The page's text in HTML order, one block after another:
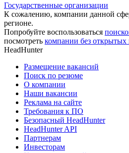
Государственные организации
К сожалению, компании данной
регионе.
Попробуйте воспользоваться
посмотреть компании без открытых
HeadHunter
Размещение вакансий
Поиск по резюме
О компании
Наши вакансии
Реклама на сайте
Требования к ПО
Безопасный HeadHunter
HeadHunter API
Партнерам
Инвесторам